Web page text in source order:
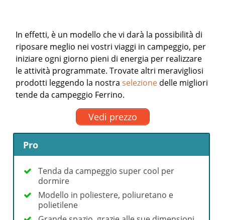
In effetti, è un modello che vi darà la possibilità di
riposare meglio nei vostri viaggi in campeggio, per
iniziare ogni giorno pieni di energia per realizzare
le attività programmate.Trovate altri meravigliosi
prodotti leggendo la nostraselezione delle migliori
tende da campeggio Ferrino.
Vedi prezzo
Pro
Tenda da campeggio super cool per
dormire
Modello in poliestere, poliuretano e
polietilene